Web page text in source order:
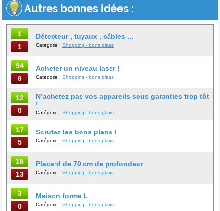
Autres bonnes idées :
1
1
Détecteur , tuyaux , câbles ...
Catégorie : Shopping - bons plans
94
9
Acheter un niveau laser !
Catégorie : Shopping - bons plans
12
0
N’achetez pas vos appareils sous garanties trop tôt
!
Catégorie : Shopping - bons plans
17
5
Scrutez les bons plans !
Catégorie : Shopping - bons plans
18
13
Placard de 70 cm de profondeur
Catégorie : Shopping - bons plans
3
0
Maison forme L
Catégorie : Shopping - bons plans